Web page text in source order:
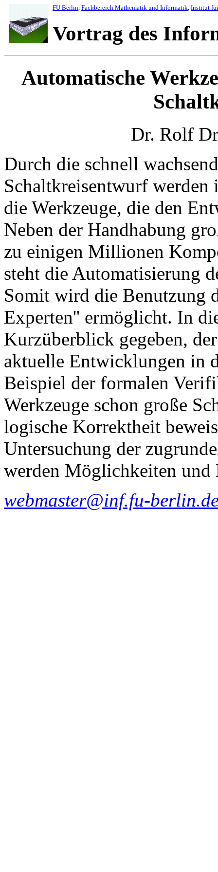
FU Berlin, Fachbereich Mathematik und Informatik, Institut
Vortrag des
Automatische
Dr. Rolf
Durch die schnell
Schaltkreisentwurf werden
die Werkzeuge, die den
Neben der Handhabung
zu einigen Millionen
steht die Automatisierung
Somit wird die Benutzung
Experten'' ermöglicht. In
Kurzüberblick gegeben,
aktuelle Entwicklungen in
Beispiel der formalen
Werkzeuge schon große
logische Korrektheit
Untersuchung der
werden Möglichkeiten
webmaster@inf.fu-